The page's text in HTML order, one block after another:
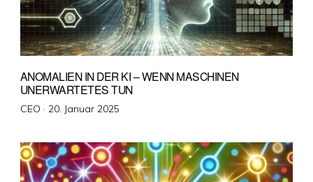
ANOMALIEN IN DER KI – WENN MASCHINEN
UNERWARTETES TUN
CEO · Veröffentlicht
20. Januar 2025